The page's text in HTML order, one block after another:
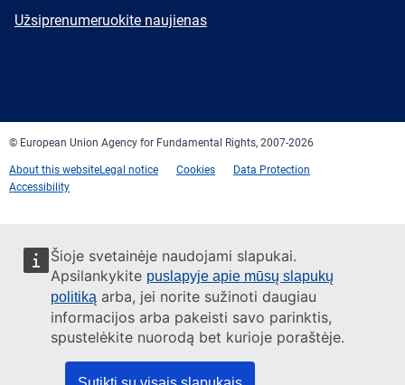
Šioje svetainėje naudojami slapukai.
Apsilankykite puslapyje apie mūsų slapukų
politiką arba, jei norite sužinoti daugiau
informacijos arba pakeisti savo parinktis,
spustelėkite nuorodą bet kurioje poraštėje.
Newsletter
Užsiprenumeruokite naujienas
© European Union Agency for Fundamental Rights, 2007-2026
About this websiteLegal notice Cookies
Data Protection
Accessibility